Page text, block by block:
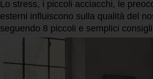
Lo stress, i piccoli acciacchi, le
esterni influiscono sulla qualità del
seguendo 8 piccoli e semplici